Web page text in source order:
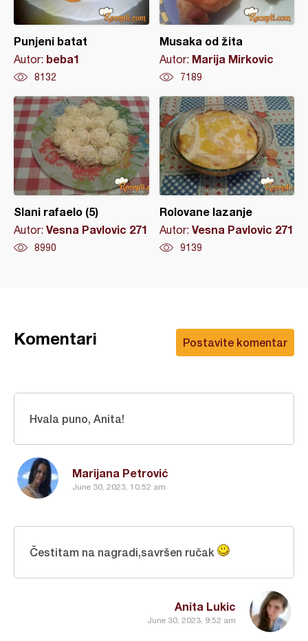
Punjeni batat
Autor: beba1
8132
Musaka od žita
Autor: Marija Mirkovic
7189
Slani rafaelo (5)
Autor: Vesna Pavlovic 271
8990
Rolovane lazanje
Autor: Vesna Pavlovic 271
9139
Postavite komentar
Komentari
Marijana Petrović
June 30, 2023, 10:52 am
Hvala puno, Anita!
Anita Lukic
June 30, 2023, 9:52 am
Čestitam na nagradi,savršen ručak